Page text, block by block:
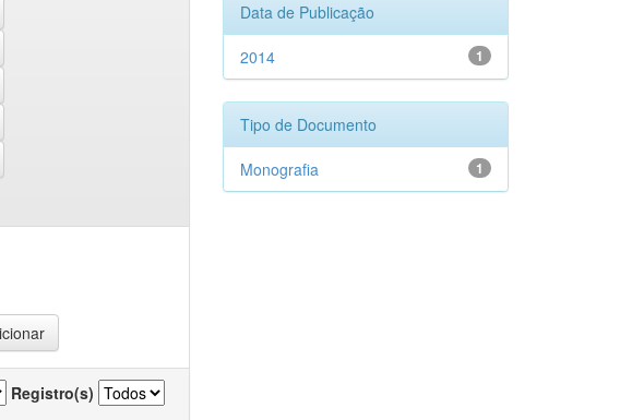
Registro(s)
Data de Publicação
1
2014
Tipo de Documento
1
Monografia